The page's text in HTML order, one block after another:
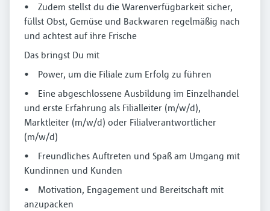
• Zudem stellst du die Warenverfügbarkeit sicher,
füllst Obst, Gemüse und Backwaren regelmäßig nach
und achtest auf ihre Frische
Das bringst Du mit
• Power, um die Filiale zum Erfolg zu führen
• Eine abgeschlossene Ausbildung im Einzelhandel
und erste Erfahrung als Filialleiter (m/w/d),
Marktleiter (m/w/d) oder Filialverantwortlicher
(m/w/d)
• Freundliches Auftreten und Spaß am Umgang mit
Kundinnen und Kunden
• Motivation, Engagement und Bereitschaft mit
anzupacken